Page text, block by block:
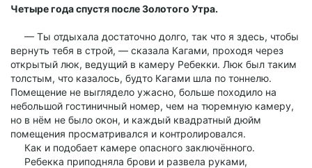
Четыре года спустя после Золотого Утра.
— Ты отдыхала достаточно долго, так что я здесь, чтобы
вернуть тебя в строй, — сказала Кагами, проходя через
открытый люк, ведущий в камеру Ребекки. Люк был таким
толстым, что казалось, будто Кагами шла по тоннелю.
Помещение не выглядело ужасно, больше походило на
небольшой гостиничный номер, чем на тюремную камеру,
но в нём не было окон, и каждый квадратный дюйм
помещения просматривался и контролировался.
Как и подобает камере опасного заключённого.
Ребекка приподняла брови и развела руками,